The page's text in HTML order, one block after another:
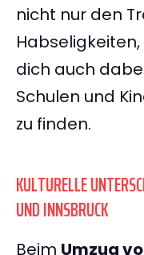
nicht nur den
dich auch
Schulen und
zu finden.
KULTURELLE
UND INNSBRUCK
Beim Umzug